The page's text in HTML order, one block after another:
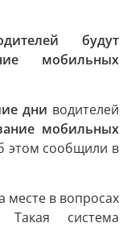
будут
мобильных
дни водителей
мобильных
этом сообщили в
месте в вопросах
Такая система